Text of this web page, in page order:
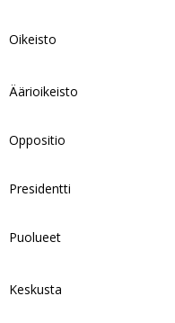
Oikeisto
Äärioikeisto
Oppositio
Presidentti
Puolueet
Keskusta